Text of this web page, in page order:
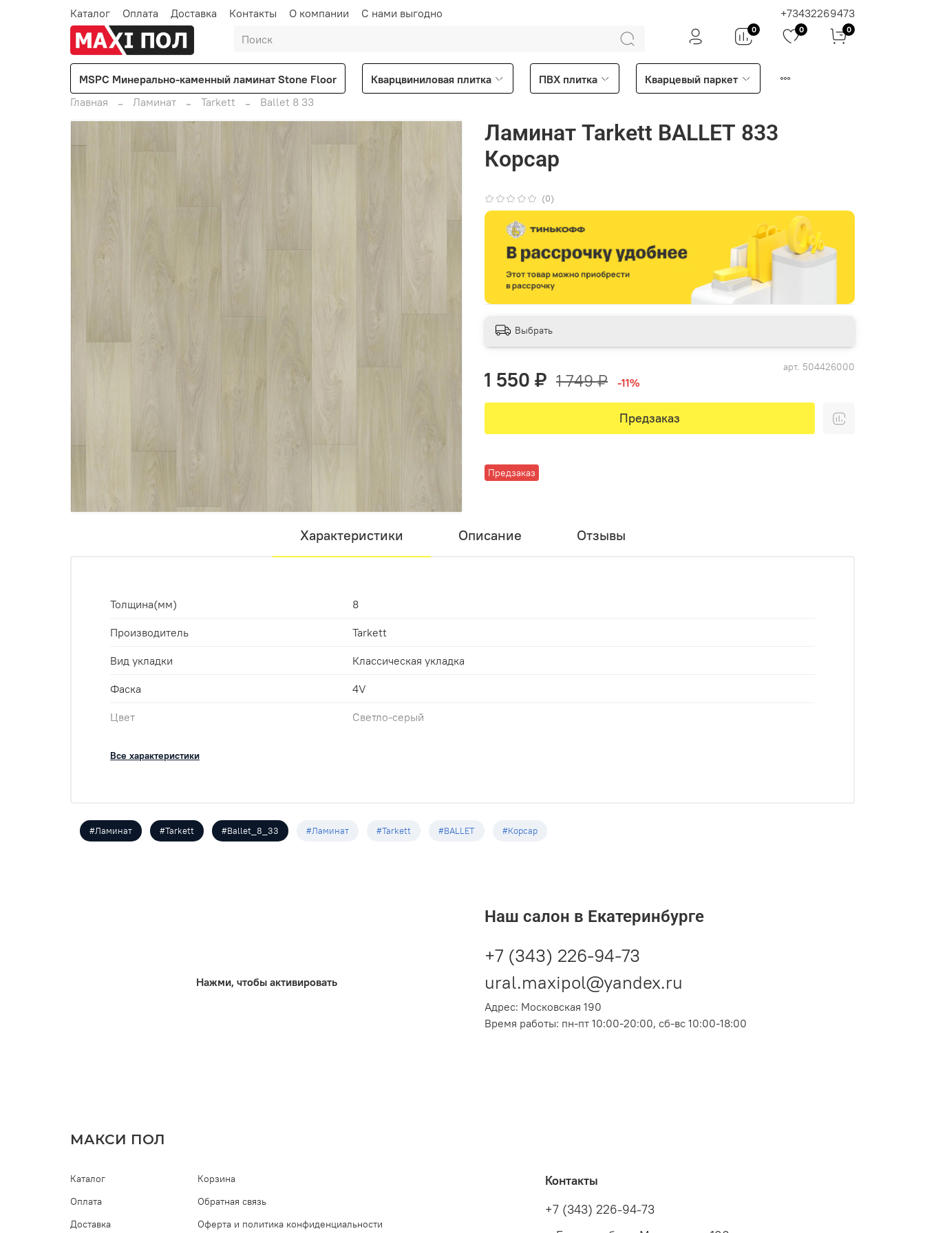
Каталог Оплата Доставка Контакты О компании С нами выгодно +73432269473
0 0 0
MSPC Минерально-каменный ламинат Stone Floor Кварцвиниловая плитка ПВХ плитка
Кварцевый паркет
Главная
Ламинат Tarkett Ballet 8 33
(0)
арт. 504426000
Предзаказ
Ламинат Tarkett BALLET 833
Корсар
1 550 ₽ 1 749 ₽ -11%
Предзаказ
Выбрать
Характеристики Описание Отзывы
Толщина(мм) 8
Производитель Tarkett
Вид укладки Классическая укладка
Фаска 4V
Цвет Светло-серый
м2 в упак 2,005
Все характеристики
#Ламинат #Tarkett #Ballet_8_33 #Ламинат #Tarkett #BALLET #Корсар
Нажми, чтобы активировать
Наш салон в Екатеринбурге
+7 (343) 226-94-73
ural.maxipol@yandex.ru
Адрес: Московская 190
Время работы: пн-пт 10:00-20:00, сб-вс 10:00-18:00
МАКСИ ПОЛ
Каталог
Оплата
Доставка
Корзина
Обратная связь
Оферта и политика конфиденциальности
Контакты
+7 (343) 226-94-73